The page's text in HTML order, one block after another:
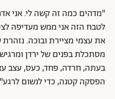
"מדהים כמה זה קשה לי. אני
לטבח הזה אני ממש מעדיפה
את עצמי מציירת ובוכה.
מסתכלת בפנים של ירדן
בעתה, חרדה, פחד, כעס, עצב
הפסקה קטנה, כדי לנשום